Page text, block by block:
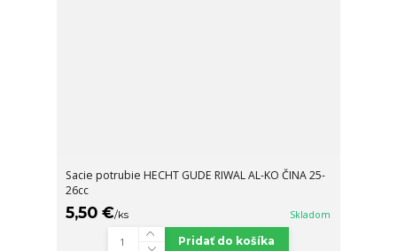
Sacie potrubie HECHT GUDE RIWAL AL-KO ČINA 25-
26cc
5,50 €/ks Skladom
Pridať do košíka